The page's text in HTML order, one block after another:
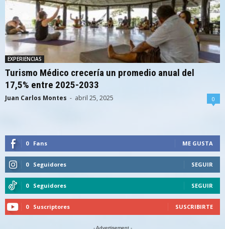
EXPERIENCIAS
Turismo Médico crecería un promedio anual del
17,5% entre 2025-2033
Juan Carlos Montes - abril 25, 2025 0
0 Fans ME GUSTA
0 Seguidores SEGUIR
0 Seguidores SEGUIR
0 Suscriptores SUSCRIBIRTE
- Advertisement -